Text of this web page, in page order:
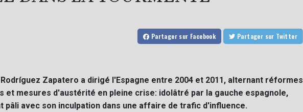
Partager sur Facebook Partager sur Twitter
Zapatero a dirigé l'Espagne entre 2004 et 2011, alternant réformes
et mesures d'austérité en pleine crise: idolâtré par la gauche espagnole,
pâli avec son inculpation dans une affaire de trafic d'influence.